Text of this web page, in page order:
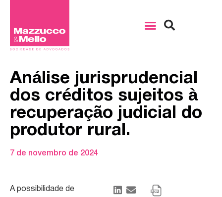
Análise jurisprudencial
dos créditos sujeitos à
recuperação judicial do
produtor rural.
7 de novembro de 2024
A possibilidade de